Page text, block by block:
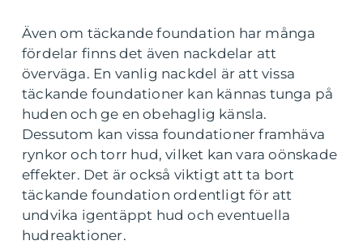
Även om täckande foundation har många
fördelar finns det även nackdelar att
överväga. En vanlig nackdel är att vissa
täckande foundationer kan kännas tunga på
huden och ge en obehaglig känsla.
Dessutom kan vissa foundationer framhäva
rynkor och torr hud, vilket kan vara oönskade
effekter. Det är också viktigt att ta bort
täckande foundation ordentligt för att
undvika igentäppt hud och eventuella
hudreaktioner.